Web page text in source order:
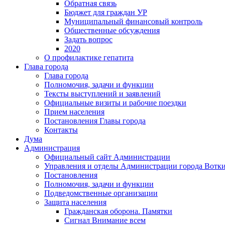
Обратная связь
Бюджет для граждан УР
Муниципальный финансовый контроль
Общественные обсуждения
Задать вопрос
2020
О профилактике гепатита
Глава города
Глава города
Полномочия, задачи и функции
Тексты выступлений и заявлений
Официальные визиты и рабочие поездки
Прием населения
Постановления Главы города
Контакты
Дума
Администрация
Официальный сайт Администрации
Управления и отделы Администрации города
Постановления
Полномочия, задачи и функции
Подведомственные организации
Защита населения
Гражданская оборона. Памятки
Сигнал Внимание всем